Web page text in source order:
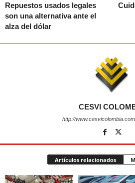
Repuestos usados legales
son una alternativa ante el
alza del dólar
CESVI
http://
Artículos relacionados